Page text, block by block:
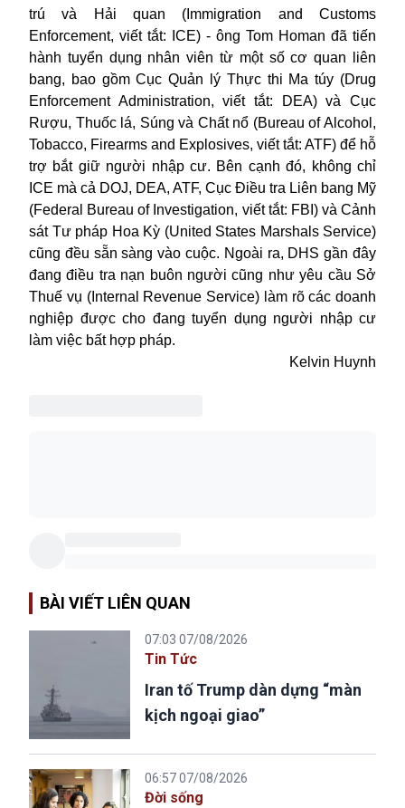
trú và Hải quan (Immigration and Customs
Enforcement, viết tắt: ICE) - ông Tom Homan đã tiến
hành tuyển dụng nhân viên từ một số cơ quan liên
bang, bao gồm Cục Quản lý Thực thi Ma túy (Drug
Enforcement Administration, viết tắt: DEA) và Cục
Rượu, Thuốc lá, Súng và Chất nổ (Bureau of Alcohol,
Tobacco, Firearms and Explosives, viết tắt: ATF) để hỗ
trợ bắt giữ người nhập cư. Bên cạnh đó, không chỉ
ICE mà cả DOJ, DEA, ATF, Cục Điều tra Liên bang Mỹ
(Federal Bureau of Investigation, viết tắt: FBI) và Cảnh
sát Tư pháp Hoa Kỳ (United States Marshals Service)
cũng đều sẵn sàng vào cuộc. Ngoài ra, DHS gần đây
đang điều tra nạn buôn người cũng như yêu cầu Sở
Thuế vụ (Internal Revenue Service) làm rõ các doanh
nghiệp được cho đang tuyển dụng người nhập cư
làm việc bất hợp pháp.
Kelvin Huynh
BÀI VIẾT LIÊN QUAN
07:03 07/08/2026
Tin Tức
Iran tố Trump dàn dựng “màn
kịch ngoại giao”
06:57 07/08/2026
Đời sống